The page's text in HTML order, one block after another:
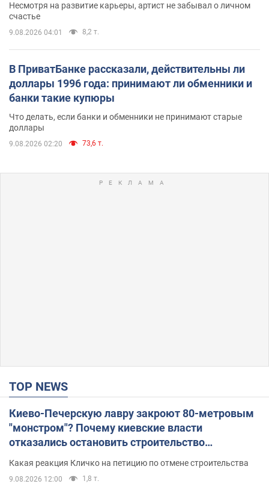
Несмотря на развитие карьеры, артист не забывал о личном
счастье
9.08.2026 04:01 8,2 т.
В ПриватБанке рассказали, действительны ли
доллары 1996 года: принимают ли обменники и
банки такие купюры
Что делать, если банки и обменники не принимают старые
доллары
9.08.2026 02:20 73,6 т.
TOP NEWS
Киево-Печерскую лавру закроют 80-метровым
"монстром"? Почему киевские власти
отказались остановить строительство
небоскреба "московского верующего"
Какая реакция Кличко на петицию по отмене строительства
9.08.2026 12:00 1,8 т.